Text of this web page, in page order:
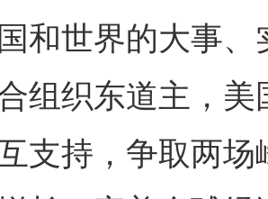
和世界的大事
组织东道主，
支持，争取两